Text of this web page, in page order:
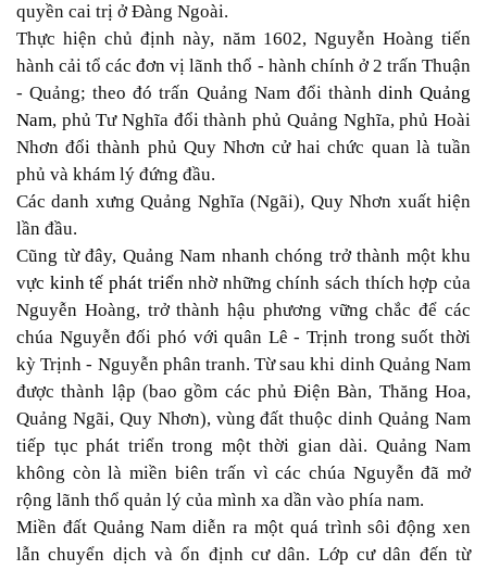
quyền cai trị ở Đàng Ngoài.
Thực hiện chủ định này, năm 1602, Nguyễn Hoàng tiến
hành cải tổ các đơn vị lãnh thổ - hành chính ở 2 trấn Thuận
- Quảng; theo đó trấn Quảng Nam đổi thànhdinh Quảng
Nam, phủ Tư Nghĩa đổi thành phủ Quảng Nghĩa, phủ Hoài
Nhơn đổi thành phủ Quy Nhơn cử hai chức quan là tuần
phủ và khám lý đứng đầu.
Các danh xưng Quảng Nghĩa (Ngãi), Quy Nhơn xuất hiện
lần đầu.
Cũng từ đây, Quảng Nam nhanh chóng trở thành một khu
vực kinh tế phát triểnnhờ những chính sách thích hợp của
Nguyễn Hoàng, trở thành hậu phương vững chắc để các
chúa Nguyễn đối phó với quân Lê - Trịnh trong suốt thời
kỳ Trịnh - Nguyễn phân tranh. Từ sau khi dinh Quảng Nam
được thành lập (bao gồm các phủ Điện Bàn, Thăng Hoa,
Quảng Ngãi, Quy Nhơn), vùng đất thuộc dinh Quảng Nam
tiếp tục phát triển trong một thời gian dài. Quảng Nam
không còn là miền biên trấn vì các chúa Nguyễn đã mở
rộng lãnh thổ quản lý của mình xa dần vào phía nam.
Miền đất Quảng Nam diễn ra một quá trình sôi động xen
lẫn chuyển dịch và ổn định cư dân. Lớp cư dân đến từ